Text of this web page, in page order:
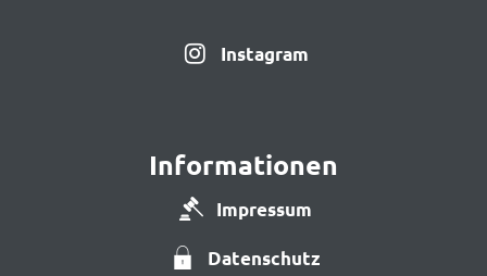
Instagram
Informationen
Impressum
Datenschutz